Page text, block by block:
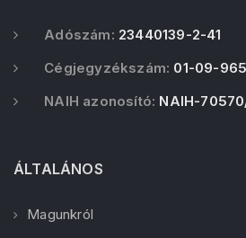
Adószám: 23440139-2-41
Cégjegyzékszám: 01-09-
NAIH azonosító: NAIH-
ÁLTALÁNOS
Magunkról